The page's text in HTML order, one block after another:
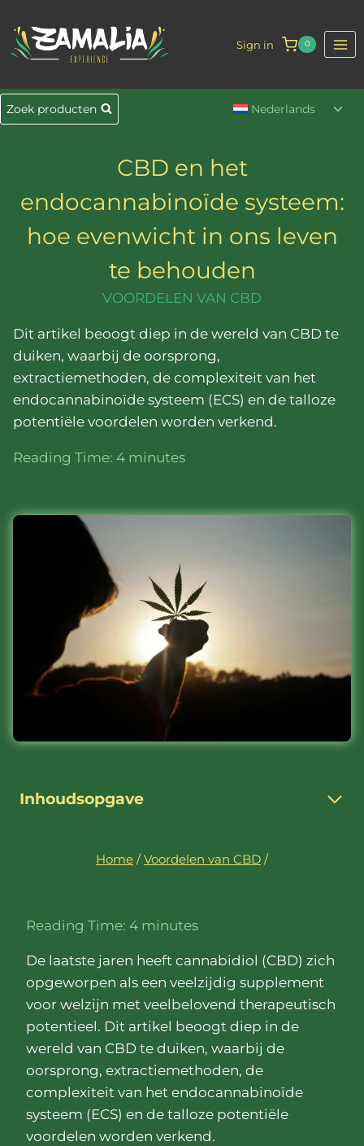
naar
inhoud
Sign in 0
Zoek producten Nederlands
CBD en het
endocannabinoïde systeem:
hoe evenwicht in ons leven
te behouden
VOORDELEN VAN CBD
Dit artikel beoogt diep in de wereld van CBD te
duiken, waarbij de oorsprong,
extractiemethoden, de complexiteit van het
endocannabinoïde systeem (ECS) en de talloze
potentiële voordelen worden verkend.
Reading Time: 4 minutes
Inhoudsopgave
Home / Voordelen van CBD /
Reading Time: 4 minutes
De laatste jaren heeft cannabidiol (CBD) zich
opgeworpen als een veelzijdig supplement
voor welzijn met veelbelovend therapeutisch
potentieel. Dit artikel beoogt diep in de
wereld van CBD te duiken, waarbij de
oorsprong, extractiemethoden, de
complexiteit van het endocannabinoïde
systeem (ECS) en de talloze potentiële
voordelen worden verkend.